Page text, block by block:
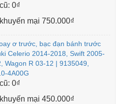
0₫
mại 750.000₫
ơ trước, bạc đạn bánh trước
Celerio 2014-2018, Swift 2005-
Wagon R 03-12 | 9135049,
4A00G
0₫
mại 450.000₫